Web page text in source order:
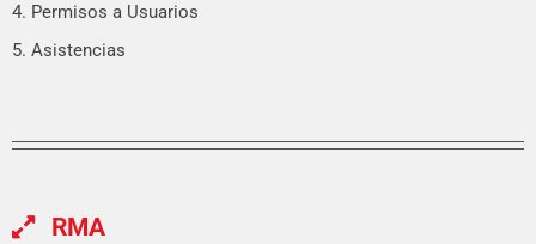
4. Permisos a Usuarios
5. Asistencias
RMA